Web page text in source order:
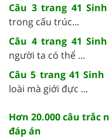
Câu 3 trang 41
trong cấu trúc...
Câu 4 trang 41
người ta có thể ...
Câu 5 trang 41
loài mà giới đực ...
Hơn 20.000 câu trắc
đáp án